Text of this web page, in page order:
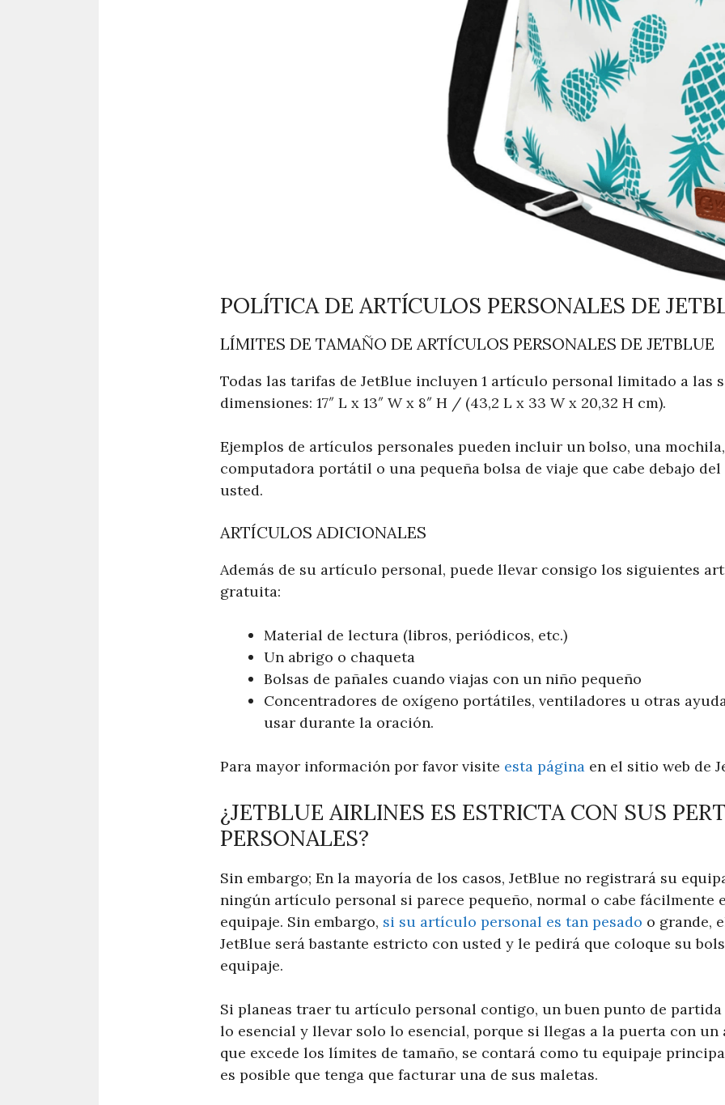
POLÍTICA DE ARTÍCULOS PERSONALES DE
LÍMITES DE TAMAÑO DE ARTÍCULOS PERSONALES DE JETBLUE
Todas las tarifas de JetBlue incluyen 1 artículo personal limitado a las
dimensiones: 17″ L x 13″ W x 8″ H / (43,2 L x 33 W x 20,32 H cm).
Ejemplos de artículos personales pueden incluir un bolso, una
computadora portátil o una pequeña bolsa de viaje que cabe debajo
usted.
ARTÍCULOS ADICIONALES
Además de su artículo personal, puede llevar consigo los siguientes
gratuita:
Material de lectura (libros, periódicos, etc.)
Un abrigo o chaqueta
Bolsas de pañales cuando viajas con un niño pequeño
Concentradores de oxígeno portátiles, ventiladores u otras
usar durante la oración.
Para mayor información por favor visite esta página en el sitio web de
¿JETBLUE AIRLINES ES ESTRICTA CON SUS
PERSONALES?
Sin embargo; En la mayoría de los casos, JetBlue no registrará su
ningún artículo personal si parece pequeño, normal o cabe fácilmente
equipaje. Sin embargo, si su artículo personal es tan pesado o grande,
JetBlue será bastante estricto con usted y le pedirá que coloque su
equipaje.
Si planeas traer tu artículo personal contigo, un buen punto de
lo esencial y llevar solo lo esencial, porque si llegas a la puerta con
que excede los límites de tamaño, se contará como tu equipaje
es posible que tenga que facturar una de sus maletas.